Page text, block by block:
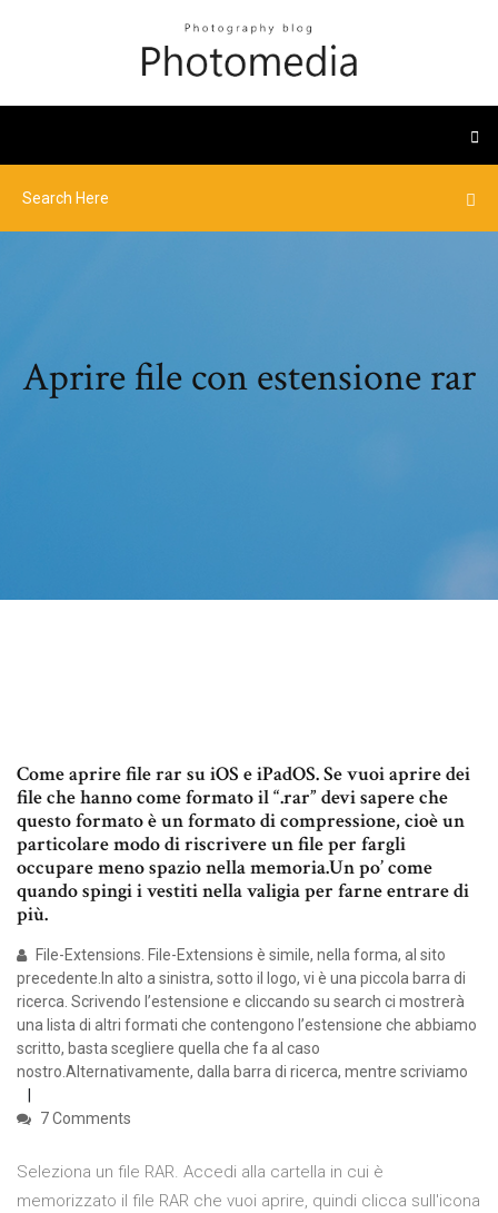
Aprire file con estensione rar
Come aprire file rar su iOS e iPadOS. Se vuoi aprire dei
file che hanno come formato il “.rar” devi sapere che
questo formato è un formato di compressione, cioè un
particolare modo di riscrivere un file per fargli
occupare meno spazio nella memoria.Un po’ come
quando spingi i vestiti nella valigia per farne entrare di
più.
File-Extensions. File-Extensions è simile, nella forma, al sito
precedente.In alto a sinistra, sotto il logo, vi è una piccola barra di
ricerca. Scrivendo l’estensione e cliccando su search ci mostrerà
una lista di altri formati che contengono l’estensione che abbiamo
scritto, basta scegliere quella che fa al caso
nostro.Alternativamente, dalla barra di ricerca, mentre scriviamo
7 Comments
Seleziona un file RAR. Accedi alla cartella in cui è
memorizzato il file RAR che vuoi aprire, quindi clicca sull'icona